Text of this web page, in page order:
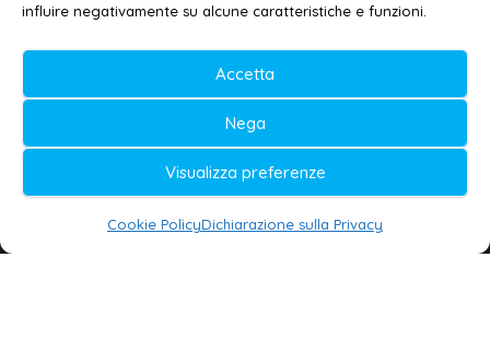
influire negativamente su alcune caratteristiche e funzioni.
Accetta
Nega
Visualizza preferenze
Cookie PolicyDichiarazione sulla Privacy
Testata iscritta al n. 11/2020 Registro della
Stampa Tribunale di Lecce
Editore e direttore responsabile:
Daniele G. Masciullo